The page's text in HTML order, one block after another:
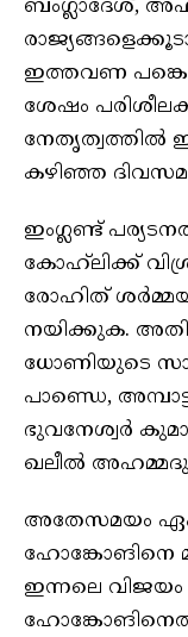
ബംഗ്ലാദേശ്,
ഇത്തവണ
ശേഷം
നേതൃത്വത്തില്‍
കഴിഞ്ഞ
ഇംഗ്ലണ്ട്
കോഹ്‍ലിക്ക്
രോഹിത്
നയിക്കുക.
ധോണിയുടെ
പാണ്ഡെ,
ഭുവനേശ്വര്‍
ഖലീല്‍ അഹമ്മദും
അതേസമയം
ഹോങ്കോങിനെ
ഇന്നലെ വിജയം